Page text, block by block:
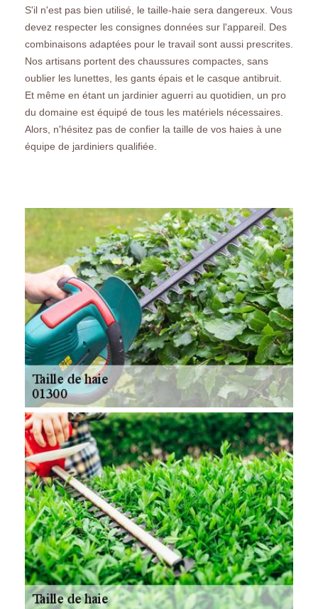
S'il n'est pas bien utilisé, le taille-haie sera dangereux. Vous
devez respecter les consignes données sur l'appareil. Des
combinaisons adaptées pour le travail sont aussi prescrites.
Nos artisans portent des chaussures compactes, sans
oublier les lunettes, les gants épais et le casque antibruit.
Et même en étant un jardinier aguerri au quotidien, un pro
du domaine est équipé de tous les matériels nécessaires.
Alors, n'hésitez pas de confier la taille de vos haies à une
équipe de jardiniers qualifiée.